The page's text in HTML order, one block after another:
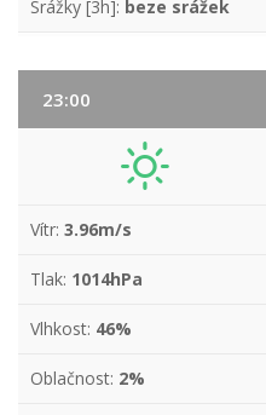
Srážky [3h]: beze srážek
23:00
Vítr: 3.96m/s
Tlak: 1014hPa
Vlhkost: 46%
Oblačnost: 2%